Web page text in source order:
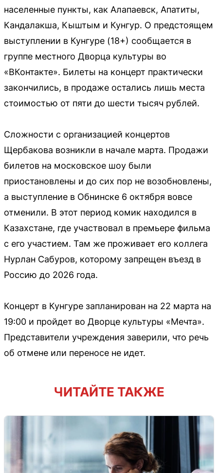
населенные пункты, как Алапаевск, Апатиты,
Кандалакша, Кыштым и Кунгур. О предстоящем
выступлении в Кунгуре (18+) сообщается в
группе местного Дворца культуры во
«ВКонтакте». Билеты на концерт практически
закончились, в продаже остались лишь места
стоимостью от пяти до шести тысяч рублей.
Сложности с организацией концертов
Щербакова возникли в начале марта. Продажи
билетов на московское шоу были
приостановлены и до сих пор не возобновлены,
а выступление в Обнинске 6 октября вовсе
отменили. В этот период комик находился в
Казахстане, где участвовал в премьере фильма
с его участием. Там же проживает его коллега
Нурлан Сабуров, которому запрещен въезд в
Россию до 2026 года.
Концерт в Кунгуре запланирован на 22 марта на
19:00 и пройдет во Дворце культуры «Мечта».
Представители учреждения заверили, что речь
об отмене или переносе не идет.
ЧИТАЙТЕ ТАКЖЕ